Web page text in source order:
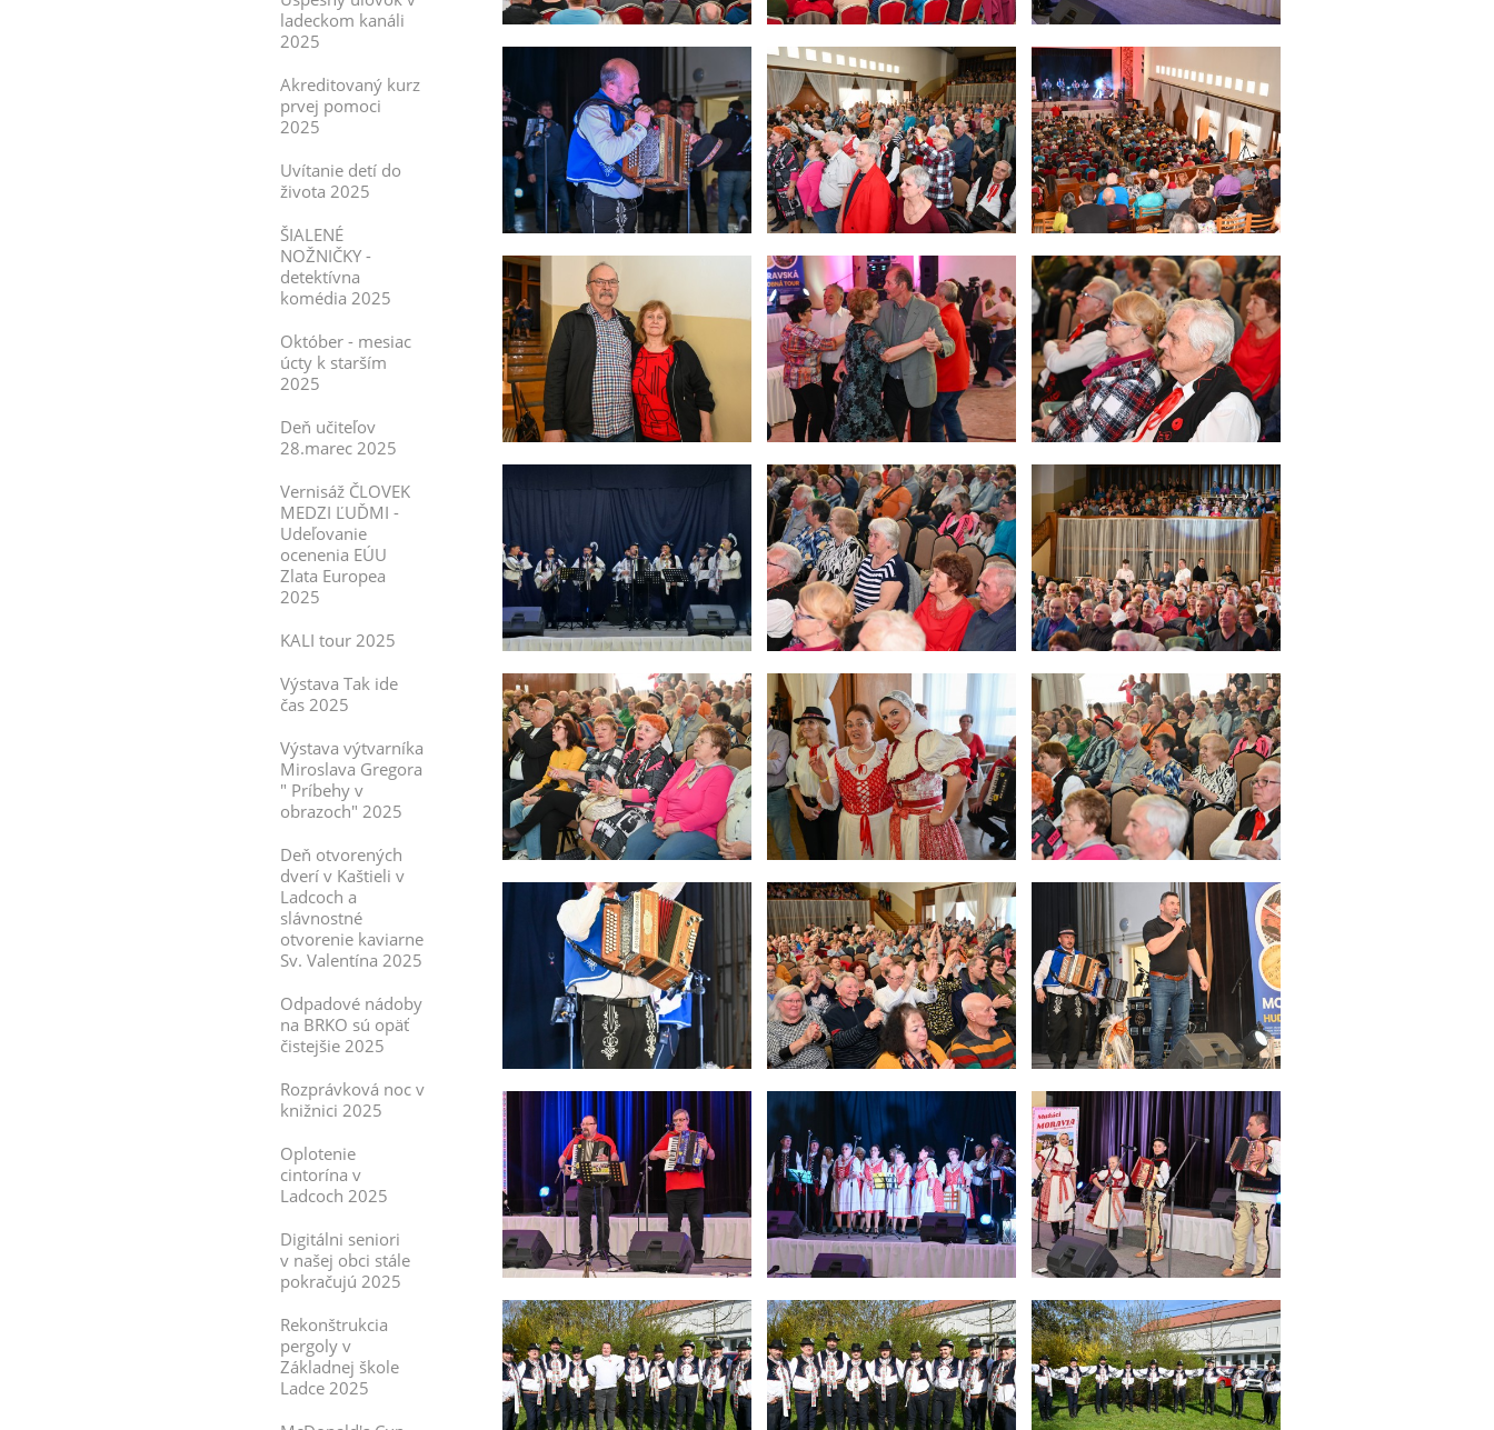
ladeckom kanáli
2025
Akreditovaný kurz
prvej pomoci
2025
Uvítanie detí do
života 2025
ŠIALENÉ
NOŽNIČKY -
detektívna
komédia 2025
Október - mesiac
úcty k starším
2025
Deň učiteľov
28.marec 2025
Vernisáž ČLOVEK
MEDZI ĽUĎMI -
Udeľovanie
ocenenia EÚU
Zlata Europea
2025
KALI tour 2025
Výstava Tak ide
čas 2025
Výstava výtvarníka
Miroslava Gregora
" Príbehy v
obrazoch" 2025
Deň otvorených
dverí v Kaštieli v
Ladcoch a
slávnostné
otvorenie kaviarne
Sv. Valentína 2025
Odpadové nádoby
na BRKO sú opäť
čistejšie 2025
Rozprávková noc v
knižnici 2025
Oplotenie
cintorína v
Ladcoch 2025
Digitálni seniori
v našej obci stále
pokračujú 2025
Rekonštrukcia
pergoly v
Základnej škole
Ladce 2025